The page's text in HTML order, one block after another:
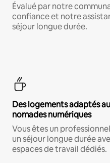
Évalué par notre
confiance et notre
séjour longue durée.
Des logements adaptés
nomades numériques
Vous êtes un
un séjour longue durée
espaces de travail dédiés.